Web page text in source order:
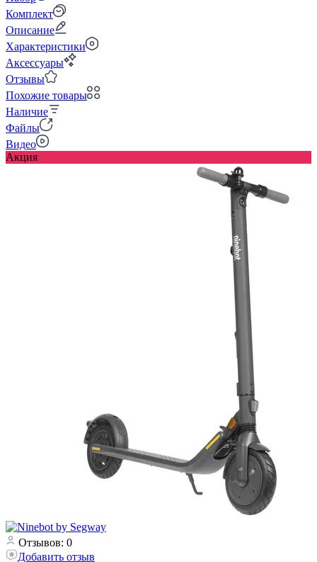
Комплект
Описание
Характеристики
Аксессуары
Отзывы
Похожие товары
Наличие
Файлы
Видео
Акция
Отзывов: 0
Добавить отзыв